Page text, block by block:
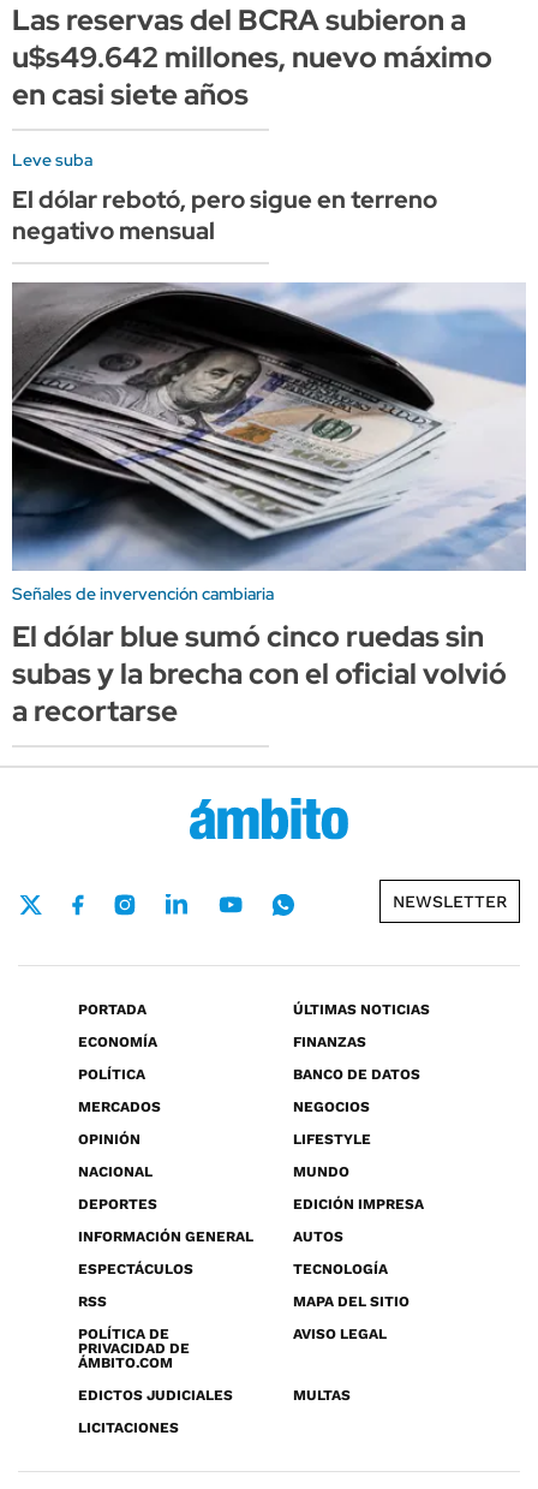
Las reservas del BCRA subieron a
u$s49.642 millones, nuevo máximo
en casi siete años
Leve suba
El dólar rebotó, pero sigue en terreno
negativo mensual
Señales de invervención cambiaria
El dólar blue sumó cinco ruedas sin
subas y la brecha con el oficial volvió
a recortarse
NEWSLETTER
PORTADA
ÚLTIMAS NOTICIAS
ECONOMÍA
FINANZAS
POLÍTICA
BANCO DE DATOS
MERCADOS
NEGOCIOS
OPINIÓN
LIFESTYLE
NACIONAL
MUNDO
DEPORTES
EDICIÓN IMPRESA
INFORMACIÓN GENERAL
AUTOS
ESPECTÁCULOS
TECNOLOGÍA
RSS
MAPA DEL SITIO
POLÍTICA DE
PRIVACIDAD DE
ÁMBITO.COM
AVISO LEGAL
EDICTOS JUDICIALES
MULTAS
LICITACIONES